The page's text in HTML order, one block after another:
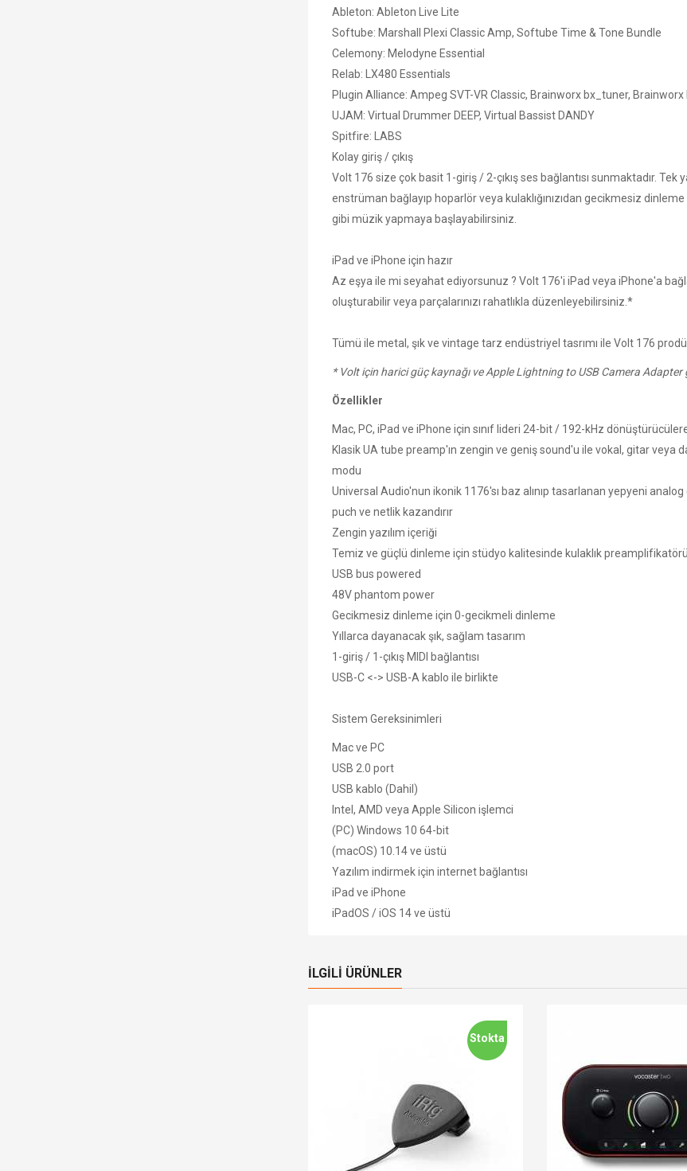
Ableton: Ableton Live Lite
Softube: Marshall Plexi Classic Amp, Softube Time & Tone Bundle
Celemony: Melodyne Essential
Relab: LX480 Essentials
Plugin Alliance: Ampeg SVT-VR Classic, Brainworx bx_tuner,
UJAM: Virtual Drummer DEEP, Virtual Bassist DANDY
Spitfire: LABS
Kolay giriş / çıkış
Volt 176 size çok basit 1-giriş / 2-çıkış ses bağlantısı sunmaktadır.
enstrüman bağlayıp hoparlör veya kulaklığınızıdan gecikmesiz
gibi müzik yapmaya başlayabilirsiniz.
iPad ve iPhone için hazır
Az eşya ile mi seyahat ediyorsunuz ? Volt 176'i iPad veya iPhone'a
oluşturabilir veya parçalarınızı rahatlıkla düzenleyebilirsiniz.*
Tümü ile metal, şık ve vintage tarz endüstriyel tasrımı ile Volt 176
* Volt için harici güç kaynağı ve Apple Lightning to USB Camera Adapter
Özellikler
Mac, PC, iPad ve iPhone için sınıf lideri 24-bit / 192-kHz
Klasik UA tube preamp'ın zengin ve geniş sound'u ile vokal, gitar veya
modu
Universal Audio'nun ikonik 1176'sı baz alınıp tasarlanan yepyeni
puch ve netlik kazandırır
Zengin yazılım içeriği
Temiz ve güçlü dinleme için stüdyo kalitesinde kulaklık preamplifikatörü
USB bus powered
48V phantom power
Gecikmesiz dinleme için 0-gecikmeli dinleme
Yıllarca dayanacak şık, sağlam tasarım
1-giriş / 1-çıkış MIDI bağlantısı
USB-C <-> USB-A kablo ile birlikte
Sistem Gereksinimleri
Mac ve PC
USB 2.0 port
USB kablo (Dahil)
Intel, AMD veya Apple Silicon işlemci
(PC) Windows 10 64-bit
(macOS) 10.14 ve üstü
Yazılım indirmek için internet bağlantısı
iPad ve iPhone
iPadOS / iOS 14 ve üstü
İLGILI ÜRÜNLER
Stokta